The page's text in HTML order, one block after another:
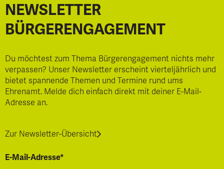
NEWSLETTER
BÜRGERENGAGEMENT
Du möchtest zum Thema Bürgerengagement nichts mehr
verpassen? Unser Newsletter erscheint vierteljährlich und
bietet spannende Themen und Termine rund ums
Ehrenamt. Melde dich einfach direkt mit deiner E-Mail-
Adresse an.
Zur Newsletter-Übersicht
E-Mail-Adresse*